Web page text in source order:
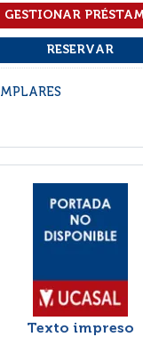
Texto impreso